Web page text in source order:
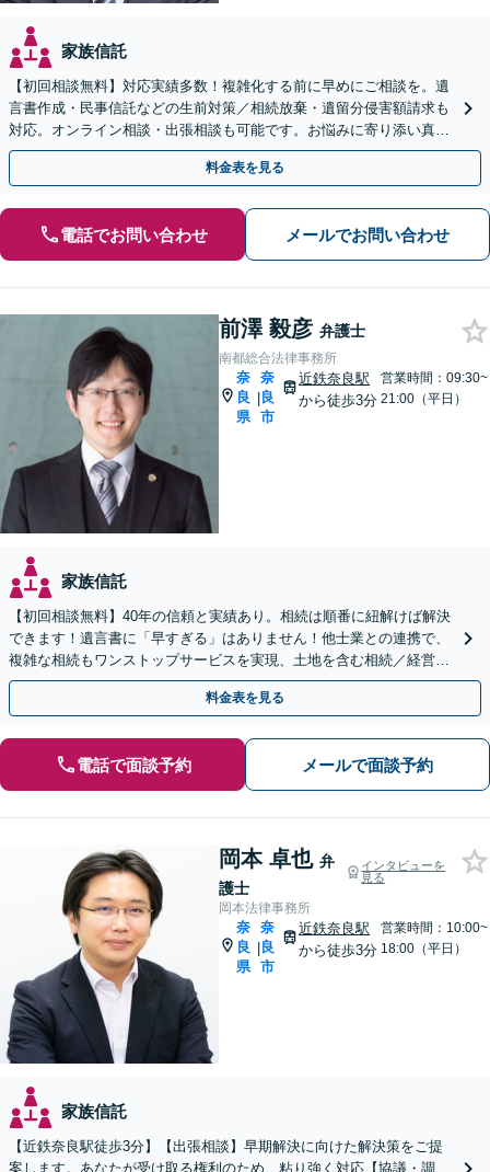
家族信託
【初回相談無料】対応実績多数！複雑化する前に早めにご相談を。遺
言書作成・民事信託などの生前対策／相続放棄・遺留分侵害額請求も
対応。オンライン相談・出張相談も可能です。お悩みに寄り添い真摯
に対応します【休日・夜間対応可】【大和西大寺駅1分】
料金表を見る
電話でお問い合わせ メールでお問い合わせ
前澤 毅彦 弁護士
南都総合法律事務所
奈
良
県
|
奈
良
市
近鉄奈良駅
から徒歩3分
営業時間：09:30~
21:00（平日）
家族信託
【初回相談無料】40年の信頼と実績あり。相続は順番に紐解けば解決
できます！遺言書に「早すぎる」はありません！他士業との連携で、
複雑な相続もワンストップサービスを実現、土地を含む相続／経営者
さまの相続対策などにも対応可【近鉄奈良駅3分】
料金表を見る
電話で面談予約 メールで面談予約
岡本 卓也 弁
護士
インタビューを
見る
岡本法律事務所
奈
良
県
|
奈
良
市
近鉄奈良駅
から徒歩3分
営業時間：10:00~
18:00（平日）
家族信託
【近鉄奈良駅徒歩3分】【出張相談】早期解決に向けた解決策をご提
案します。あなたが受け取る権利のため、粘り強く対応【協議・調